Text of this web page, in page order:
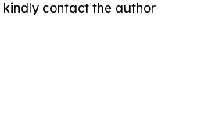
contact the author